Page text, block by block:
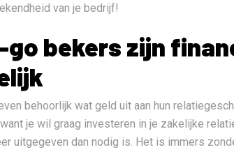
van je bedrijf!
bekers zijn
behoorlijk wat geld uit aan hun
je wil graag investeren in je zakelijke
uitgegeven dan nodig is. Het is immers